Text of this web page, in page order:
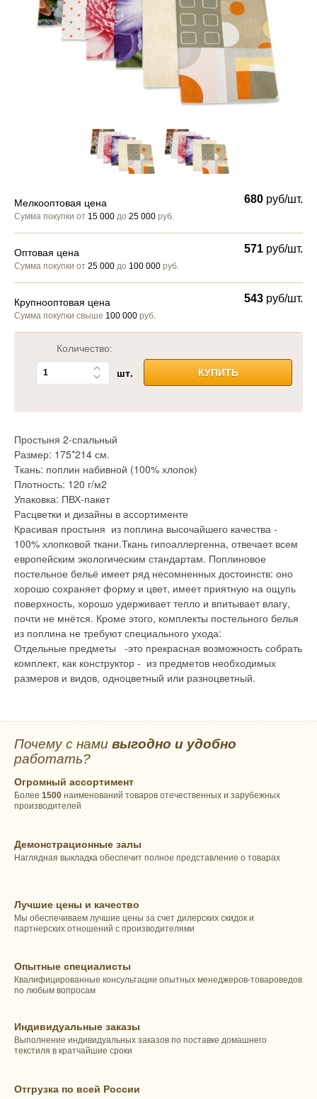
Мелкооптовая цена
Сумма покупки от 15 000 до 25 000 руб.
680 руб/шт.
Оптовая цена
Сумма покупки от 25 000 до 100 000 руб.
571 руб/шт.
Крупнооптовая цена
Сумма покупки свыше 100 000 руб.
543 руб/шт.
Количество:
шт. КУПИТЬ
Простыня 2-спальный
Размер: 175*214 см.
Ткань: поплин набивной (100% хлопок)
Плотность: 120 г/м2
Упаковка: ПВХ-пакет
Расцветки и дизайны в ассортименте
Красивая простыня из поплина высочайшего качества -
100% хлопковой ткани.Ткань гипоаллергенна, отвечает всем
европейским экологическим стандартам. Поплиновое
постельное бельё имеет ряд несомненных достоинств: оно
хорошо сохраняет форму и цвет, имеет приятную на ощупь
поверхность, хорошо удерживает тепло и впитывает влагу,
почти не мнётся. Кроме этого, комплекты постельного белья
из поплина не требуют специального ухода:
Отдельные предметы -это прекрасная возможность собрать
комплект, как конструктор - из предметов необходимых
размеров и видов, одноцветный или разноцветный.
Почему с нами выгодно и удобно
работать?
Огромный ассортимент
Более 1500 наименований товаров отечественных и зарубежных
производителей
Демонстрационные залы
Наглядная выкладка обеспечит полное представление о товарах
Лучшие цены и качество
Мы обеспечиваем лучшие цены за счет дилерских скидок и
партнерских отношений с производителями
Опытные специалисты
Квалифицированные консультации опытных менеджеров-товароведов
по любым вопросам
Индивидуальные заказы
Выполнение индивидуальных заказов по поставке домашнего
текстиля в кратчайшие сроки
Отгрузка по всей России